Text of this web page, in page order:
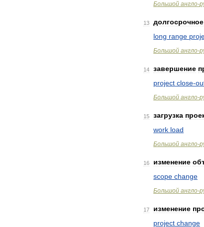
Большой англо-
13 долгосрочное
long range
Большой англо-
14 завершение
project close-
Большой англо-
15 загрузка
work load
Большой англо-
16 изменение
scope change
Большой англо-
17 изменение
project change